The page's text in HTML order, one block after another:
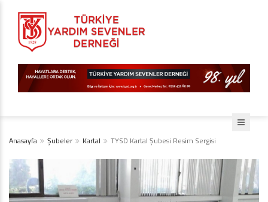
Anasayfa Şubeler Kartal TYSD Kartal Şubesi Resim Sergisi